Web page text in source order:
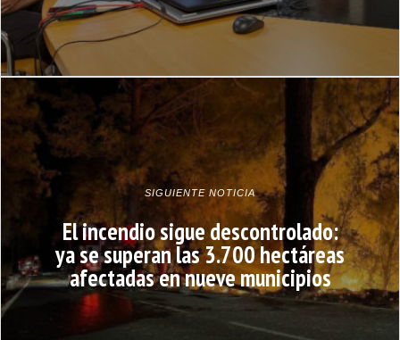
SIGUIENTE NOTICIA
El incendio sigue descontrolado:
ya se superan las 3.700 hectáreas
afectadas en nueve municipios